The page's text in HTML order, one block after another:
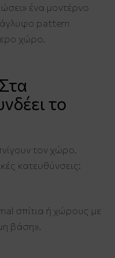
ένα μοντέρνο
pattern
χώρο.
το
τον χώρο.
κατευθύνσεις:
σπίτια ή χώρους με
βάση».